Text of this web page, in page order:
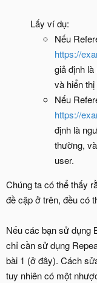
Lấy ví dụ:
Nếu
https://
giả định
và hiển
Nếu
https://
định là
thường,
user.
Chúng ta có thể thấy
đề cập ở trên, đều có
Nếu các bạn sử dụng
chỉ cần sử dụng
bài 1 (ở đây). Cách
tuy nhiên có một